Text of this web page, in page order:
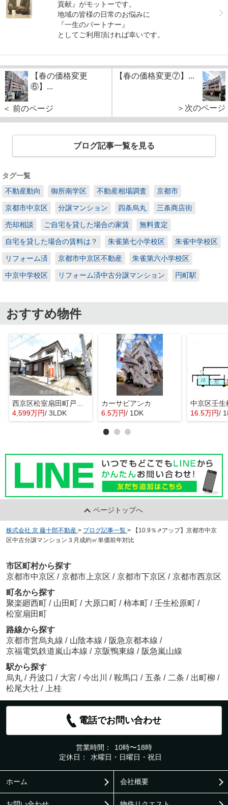
貢献』がモットーです。
地域の皆様の日常のお悩みに
『一生のパートナー』
としてご利用頂ければ幸いです。
【春の価格変更
⑥】...
＜ 前のページ
【春の価格変更⑦】...
＞次のページ
ブログ記事一覧を見る
タグ一覧
不動産動向
御所南学区 不動産相場調査 京都市
京都市中京区 分譲マンション 四条烏丸 三条商店街
売却相談 ご自宅を貸した場合の家賃 無料査定
自宅を貸した場合の賃料は？ 朱雀第七小学校区 朱雀中学校区
リフォーム済 京都市中京区不動産 朱雀第六小学校区
中京中学校区 リフォーム済中古分譲マンション 円町駅
おすすめ物件
4,599万円/ 3LDK
カーサビアンカ
6.5万円/ 1DK 16.5万円/
ページトップへ
株式会社 京 藤十郎不動産 > ブログ記事一覧 >
【10.9％⇗アップ】京都市中京
区中古分譲マンション３月成約㎡単価前年対比
市区町村から探す
京都市中京区 / 京都市上京区 / 京都市下京区 / 京都市西京区
町名から探す
聚楽廻西町 / 山田町 / 大原口町 / 柿本町 / 壬生松原町 /
松室扇田町
路線から探す
京都市営烏丸線 / 山陰本線 / 阪急京都本線 /
京福電気鉄道嵐山本線 / 京阪鴨東線 / 阪急嵐山線
駅から探す
烏丸 / 丹波口 / 大宮 / 今出川 / 鞍馬口 / 五条 / 二条 / 出町柳 /
松尾大社 / 上桂
電話でお問い合わせ
営業時間：
10時〜18時
定休日：
水曜日・日曜日・祝日
ホーム 会社概要